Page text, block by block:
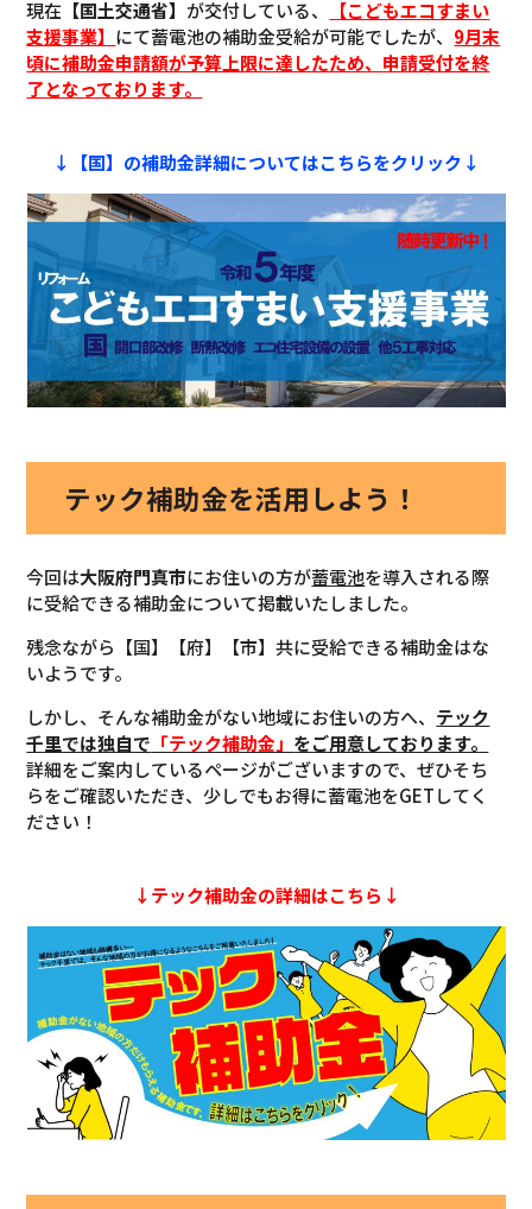
現在 【国土交通省】 が交付している、
【こどもエコすまい
支援事業】 にて蓄電池の補助金受給が可能でしたが、 9月末
頃に補助金申請額が予算上限に達したため、申請受付を終
了となっております。
↓【国】の補助金詳細についてはこちらをクリック↓
テック補助金を活用しよう！
今回は大阪府門真市にお住いの方が蓄電池を導入される際
に受給できる補助金について掲載いたしました。
残念ながら【国】【府】【市】共に受給できる補助金はな
いようです。
しかし、そんな補助金がない地域にお住いの方へ、 テック
千里では独自で 「テック補助金」 をご用意しております。
詳細をご案内しているページがございますので、ぜひそち
らをご確認いただき、少しでもお得に蓄電池をGETしてく
ださい！
↓テック補助金の詳細はこちら↓